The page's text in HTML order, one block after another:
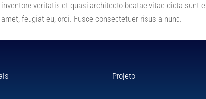
inventore veritatis et quasi architecto beatae vitae dicta sunt
amet, feugiat eu, orci. Fusce consectetuer risus a nunc.
Projeto